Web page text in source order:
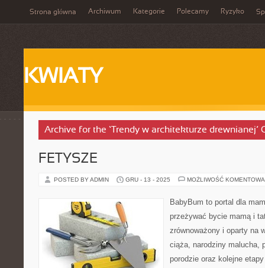
Strona główna Archiwum Kategorie Polecamy Ryzyko
KWIATY
Archive for the ‘Trendy w architekturze drewnianej’
FETYSZE
POSTED BY ADMIN GRU - 13 - 2025 MOŻLIWOŚĆ
BabyBum to portal dla
przeżywać bycie mamą i
zrównoważony i oparty na
ciąża, narodziny malucha,
porodzie oraz kolejne